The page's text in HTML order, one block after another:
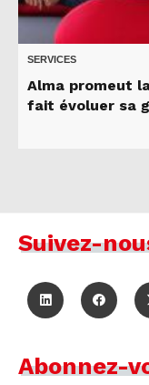
SERVICES
Alma promeut
fait évoluer sa
Suivez-
Abonnez-